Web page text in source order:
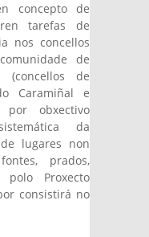
concepto de
tarefas de
nos concellos
de
(concellos de
Caramiñal e
obxectivo
da
lugares non
prados,
polo Proxecto
consistirá no